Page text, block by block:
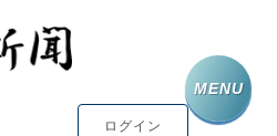
ログイン
MENU